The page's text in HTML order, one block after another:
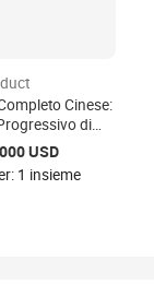
Cinese:
di
per Veicoli,
in Materiale
USD
1 insieme